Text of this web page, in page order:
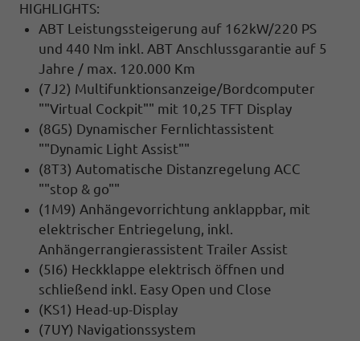
HIGHLIGHTS:
ABT Leistungssteigerung auf 162kW/220 PS
und 440 Nm inkl. ABT Anschlussgarantie auf 5
Jahre / max. 120.000 Km
(7J2) Multifunktionsanzeige/Bordcomputer
""Virtual Cockpit"" mit 10,25 TFT Display
(8G5) Dynamischer Fernlichtassistent
""Dynamic Light Assist""
(8T3) Automatische Distanzregelung ACC
""stop & go""
(1M9) Anhängevorrichtung anklappbar, mit
elektrischer Entriegelung, inkl.
Anhängerrangierassistent Trailer Assist
(5I6) Heckklappe elektrisch öffnen und
schließend inkl. Easy Open und Close
(KS1) Head-up-Display
(7UY) Navigationssystem